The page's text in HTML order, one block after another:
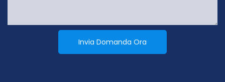
Invia Domanda Ora